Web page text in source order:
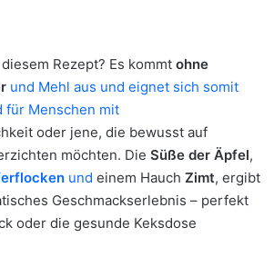
Rezept? Es kommt ohne
und Mehl aus und eignet sich somit
für Menschen mit
oder jene, die bewusst auf
möchten. Die Süße der Äpfel,
und einem Hauch Zimt, ergibt
Geschmackserlebnis – perfekt
oder die gesunde Keksdose